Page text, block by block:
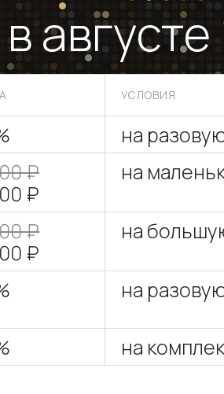
августе
УСЛОВИЯ
на
₽
₽
на
₽
₽
на
на
на